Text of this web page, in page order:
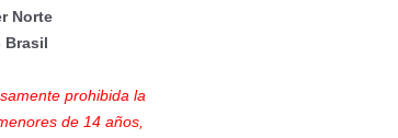
Norte
Brasil
prohibida la
de 14 años,